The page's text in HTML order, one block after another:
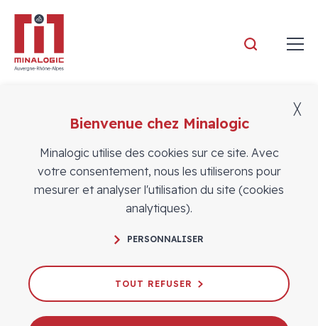
Actualités
dispositifs lancés pour faire de la
France la pionnière de l'IA et de la
robotique
Bienvenue chez Minalogic
Minalogic utilise des cookies sur ce site. Avec
votre consentement, nous les utiliserons pour
mesurer et analyser l'utilisation du site (cookies
analytiques).
PERSONNALISER
TOUT REFUSER
╳